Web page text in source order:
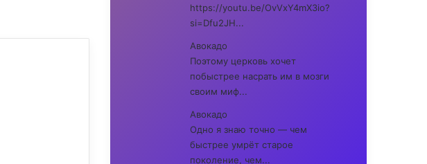
https://youtu.be/OvVxY4mX3io?
si=Dfu2JH...
Авокадо
Поэтому церковь хочет
побыстрее насрать им в мозги
своим миф...
Авокадо
Одно я знаю точно — чем
быстрее умрёт старое
поколение, чем...